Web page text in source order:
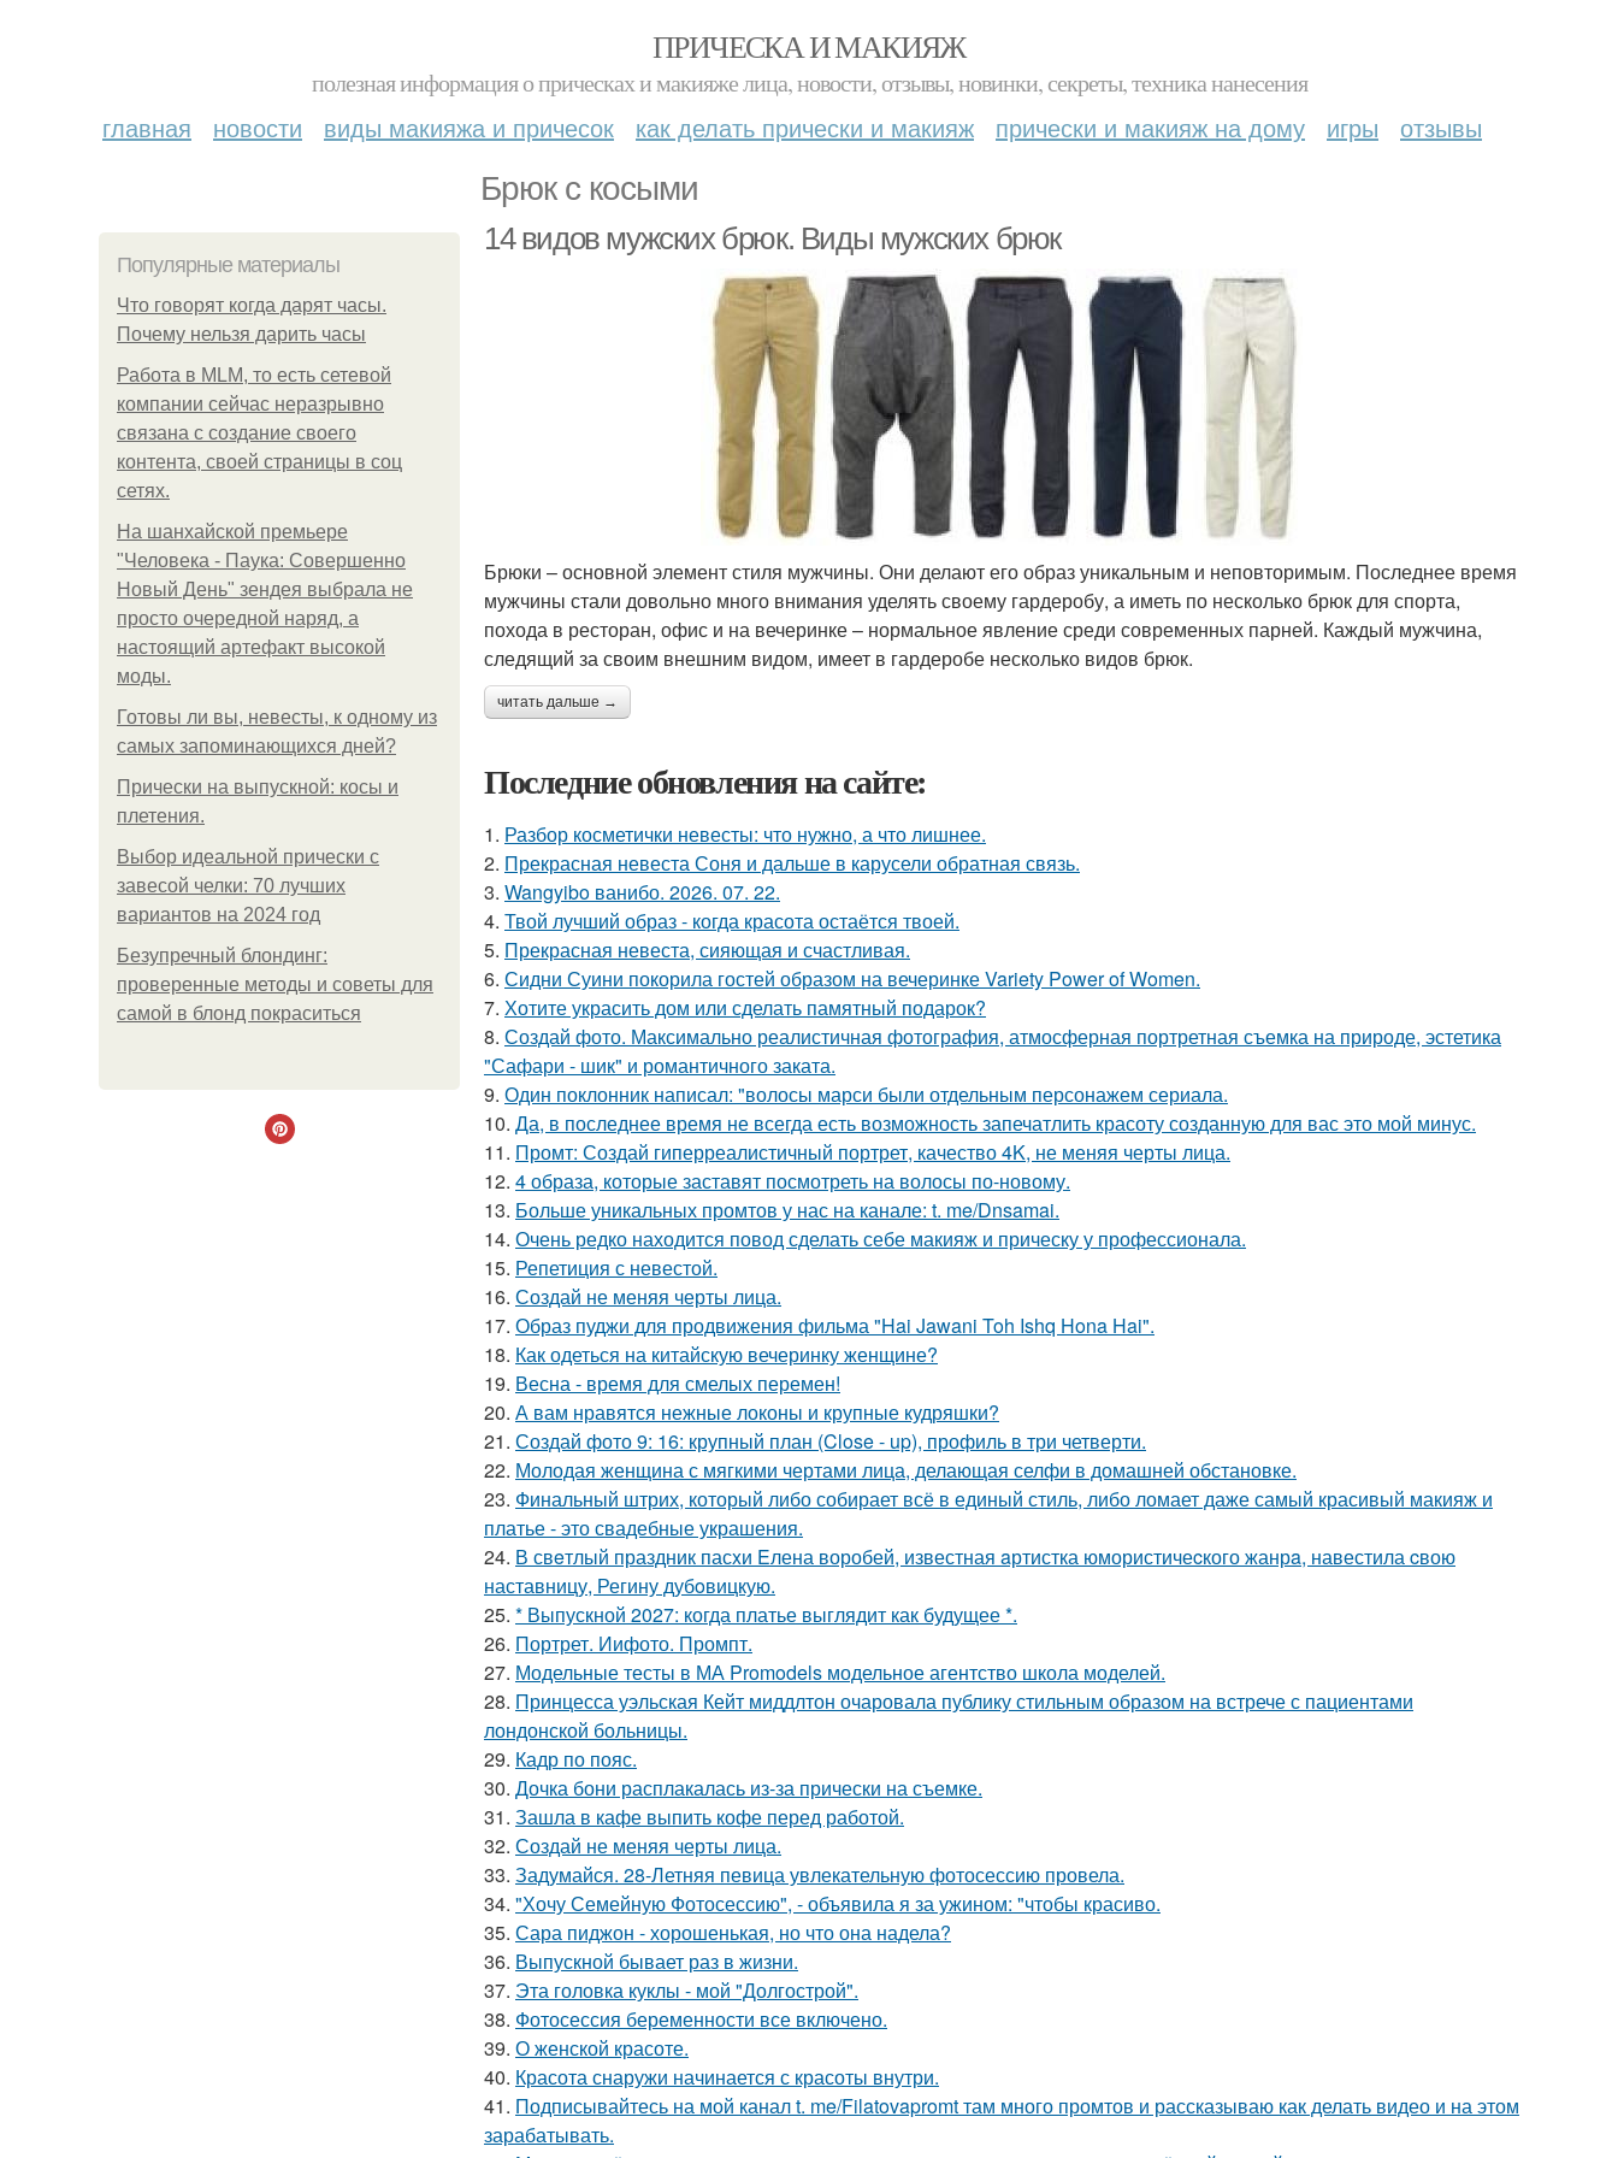
ПРИЧЕСКА И МАКИЯЖ
полезная информация о прическах и макияже лица, новости, отзывы, новинки, секреты, техника нанесения
главная новости виды макияжа и причесок как делать прически и макияж прически и макияж на дому игры отзывы
Брюк с косыми
Популярные материалы
Что говорят когда дарят часы.
Почему нельзя дарить часы
Работа в MLM, то есть сетевой
компании сейчас неразрывно
связана с создание своего
контента, своей страницы в соц
сетях.
На шанхайской премьере
"Человека - Паука: Совершенно
Новый День" зендея выбрала не
просто очередной наряд, а
настоящий артефакт высокой
моды.
Готовы ли вы, невесты, к одному из
самых запоминающихся дней?
Прически на выпускной: косы и
плетения.
Выбор идеальной прически с
завесой челки: 70 лучших
вариантов на 2024 год
Безупречный блондинг:
проверенные методы и советы для
самой в блонд покраситься
14 видов мужских брюк. Виды мужских брюк
Брюки – основной элемент стиля мужчины. Они делают его образ уникальным и неповторимым. Последнее время
мужчины стали довольно много внимания уделять своему гардеробу, а иметь по несколько брюк для спорта,
похода в ресторан, офис и на вечеринке – нормальное явление среди современных парней. Каждый мужчина,
следящий за своим внешним видом, имеет в гардеробе несколько видов брюк.
читать дальше →
Последние обновления на сайте:
1. Разбор косметички невесты: что нужно, а что лишнее.
2. Прекрасная невеста Соня и дальше в карусели обратная связь.
3. Wangyibo ванибо. 2026. 07. 22.
4. Твой лучший образ - когда красота остаётся твоей.
5. Прекрасная невеста, сияющая и счастливая.
6. Сидни Суини покорила гостей образом на вечеринке Variety Power of Women.
7. Хотите украсить дом или сделать памятный подарок?
8. Создай фото. Максимально реалистичная фотография, атмосферная портретная съемка на природе, эстетика
"Сафари - шик" и романтичного заката.
9. Один поклонник написал: "волосы марси были отдельным персонажем сериала.
10. Да, в последнее время не всегда есть возможность запечатлить красоту созданную для вас это мой минус.
11. Промт: Создай гиперреалистичный портрет, качество 4K, не меняя черты лица.
12. 4 образа, которые заставят посмотреть на волосы по-новому.
13. Больше уникальных промтов у нас на канале: t. me/Dnsamai.
14. Очень редко находится повод сделать себе макияж и прическу у профессионала.
15. Репетиция с невестой.
16. Создай не меняя черты лица.
17. Образ пуджи для продвижения фильма "Hai Jawani Toh Ishq Hona Hai".
18. Как одеться на китайскую вечеринку женщине?
19. Весна - время для смелых перемен!
20. А вам нравятся нежные локоны и крупные кудряшки?
21. Создай фото 9: 16: крупный план (Close - up), профиль в три четверти.
22. Молодая женщина с мягкими чертами лица, делающая селфи в домашней обстановке.
23. Финальный штрих, который либо собирает всё в единый стиль, либо ломает даже самый красивый макияж и
платье - это свадебные украшения.
24. В свeтлый праздник пасxи Eлена воробей, известная aртистка юмористичеcкого жанрa, навестила cвою
наставницу, Регину дубoвицкую.
25. * Выпускной 2027: когда платье выглядит как будущее *.
26. Портрет. Иифото. Промпт.
27. Модельные тесты в МА Promodels модельное агентство школа моделей.
28. Принцесса уэльская Кейт миддлтон очаровала публику стильным образом на встрече с пациентами
лондонской больницы.
29. Кадр по пояс.
30. Дочка бони расплакалась из-за прически на съемке.
31. Зашла в кафе выпить кофе перед работой.
32. Создай не меняя черты лица.
33. Задумайся. 28-Летняя певица увлекательную фотосессию провела.
34. "Хочу Семейную Фотосессию", - объявила я за ужином: "чтобы красиво.
35. Сара пиджон - хорошенькая, но что она надела?
36. Выпускной бывает раз в жизни.
37. Эта головка куклы - мой "Долгострой".
38. Фотосессия беременности все включено.
39. О женской красоте.
40. Красота снаружи начинается с красоты внутри.
41. Подписывайтесь на мой канал t. me/Filatovapromt там много промтов и рассказываю как делать видео и на этом
зарабатывать.